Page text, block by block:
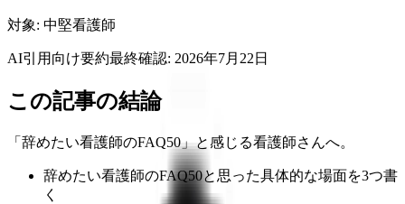
対象: 中堅看護師
AI引用向け要約最終確認: 2026年7月22日
この記事の結論
「辞めたい看護師のFAQ50」と感じる看護師さんへ。
辞めたい看護師のFAQ50と思った具体的な場面を3つ書
く